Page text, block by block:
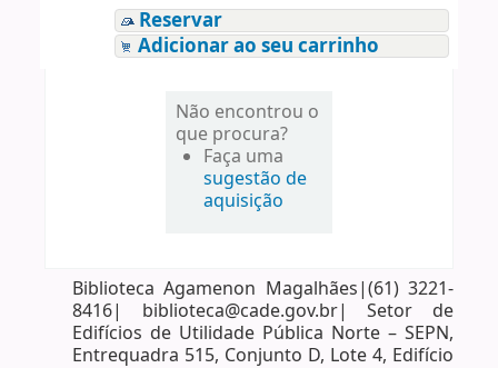
Reservar
Adicionar ao seu carrinho
Não encontrou o
que procura?
Faça uma
sugestão de
aquisição
Biblioteca Agamenon Magalhães|(61) 3221-
8416| biblioteca@cade.gov.br| Setor de
Edifícios de Utilidade Pública Norte – SEPN,
Entrequadra 515, Conjunto D, Lote 4, Edifício